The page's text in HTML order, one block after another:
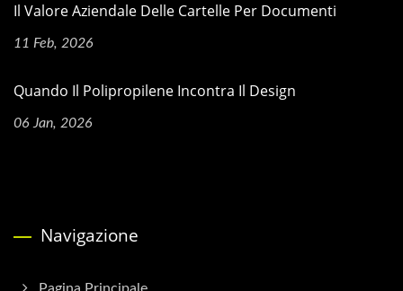
Il Valore Aziendale Delle Cartelle Per Documenti
11 Feb, 2026
Quando Il Polipropilene Incontra Il Design
06 Jan, 2026
Navigazione